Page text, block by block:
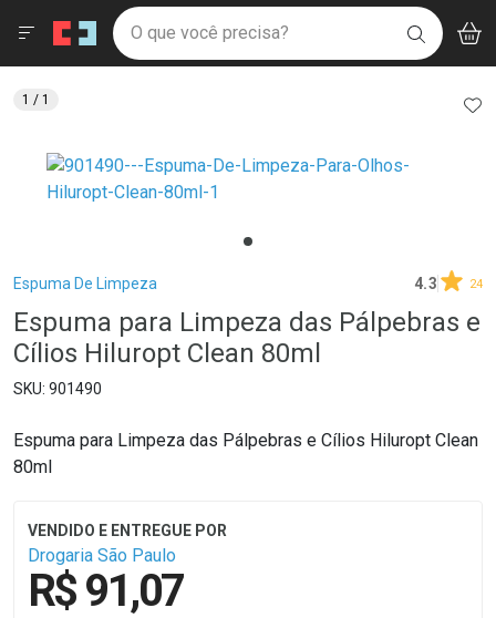
Drogaria São Paulo
Ir direto para a home
pela página
Ir direto para o conteúdo
Ir direto para a busca
Ir direto para a conta
Ir direto para a notificações
Ir direto para o carrinho
Ir direto para o menu
Faça a sua busca
O que você precisa? BUSCAR
Menu
Breadcrumb
Espuma De Limpeza 4.3 24
Espuma para Limpeza das Pálpebras e
Cílios Hiluropt Clean 80ml
901490
Espuma para Limpeza das Pálpebras e Cílios Hiluropt Clean
80ml
Drogaria São Paulo
R$ 91,07
1 / 1